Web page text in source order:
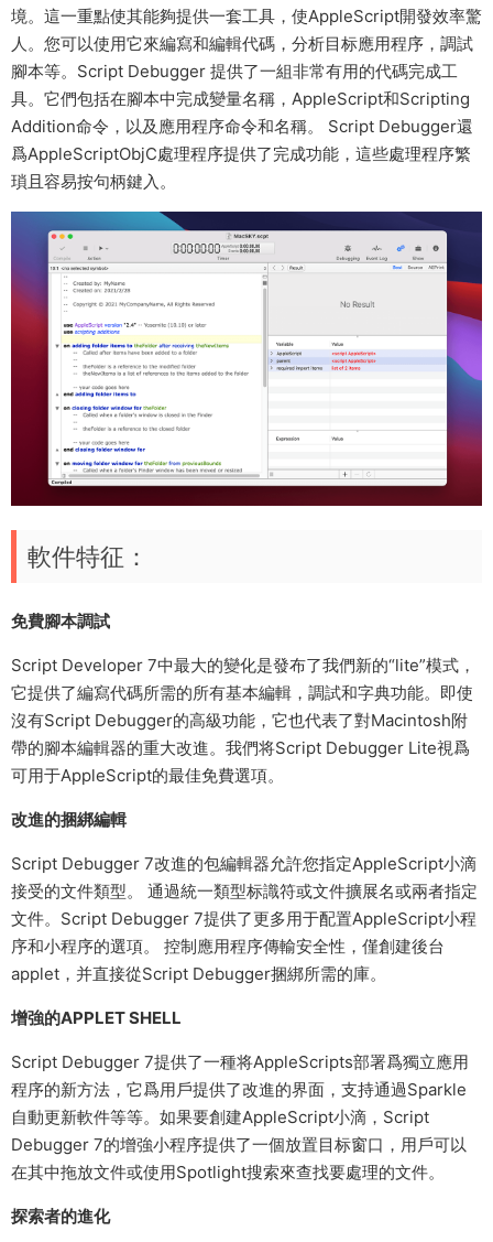
境。這一重點使其能夠提供一套工具，使AppleScript開發效率驚
人。您可以使用它來編寫和編輯代碼，分析目标應用程序，調試
腳本等。Script Debugger 提供了一組非常有用的代碼完成工
具。它們包括在腳本中完成變量名稱，AppleScript和Scripting
Addition命令，以及應用程序命令和名稱。 Script Debugger還
爲AppleScriptObjC處理程序提供了完成功能，這些處理程序繁
瑣且容易按句柄鍵入。
軟件特征：
免費腳本調試
Script Developer 7中最大的變化是發布了我們新的“lite”模式，
它提供了編寫代碼所需的所有基本編輯，調試和字典功能。即使
沒有Script Debugger的高級功能，它也代表了對Macintosh附
帶的腳本編輯器的重大改進。我們将Script Debugger Lite視爲
可用于AppleScript的最佳免費選項。
改進的捆綁編輯
Script Debugger 7改進的包編輯器允許您指定AppleScript小滴
接受的文件類型。 通過統一類型标識符或文件擴展名或兩者指定
文件。Script Debugger 7提供了更多用于配置AppleScript小程
序和小程序的選項。 控制應用程序傳輸安全性，僅創建後台
applet，并直接從Script Debugger捆綁所需的庫。
增強的APPLET SHELL
Script Debugger 7提供了一種将AppleScripts部署爲獨立應用
程序的新方法，它爲用戶提供了改進的界面，支持通過Sparkle
自動更新軟件等等。如果要創建AppleScript小滴，Script
Debugger 7的增強小程序提供了一個放置目标窗口，用戶可以
在其中拖放文件或使用Spotlight搜索來查找要處理的文件。
探索者的進化